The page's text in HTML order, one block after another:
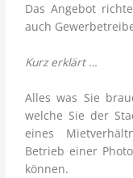
Das Angebot
auch
Kurz erklärt …
Alles was Sie
welche Sie der
eines
Betrieb einer
können.